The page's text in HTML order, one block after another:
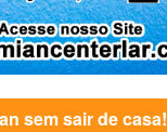
sem sair de casa!